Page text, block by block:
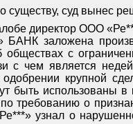
существу, суд вынес
директор ООО
заложена
с
с чем является
крупной
быть использованы в
требованию о
узнал о